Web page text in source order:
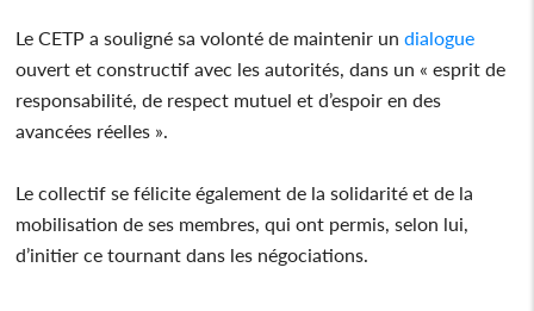
Le CETP a souligné sa volonté de maintenir un dialogue
ouvert et constructif avec les autorités, dans un « esprit de
responsabilité, de respect mutuel et d’espoir en des
avancées réelles ».
Le collectif se félicite également de la solidarité et de la
mobilisation de ses membres, qui ont permis, selon lui,
d’initier ce tournant dans les négociations.